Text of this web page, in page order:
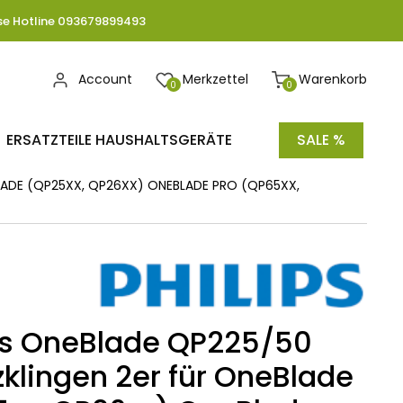
Hotline 093679899493
0 Warenkorb
0 Merkzettel
Account
ERSATZTEILE HAUSHALTSGERÄTE SALE %
(QP25XX, QP26XX) ONEBLADE PRO (QP65XX,
OneBlade QP225/50
2er für OneBlade